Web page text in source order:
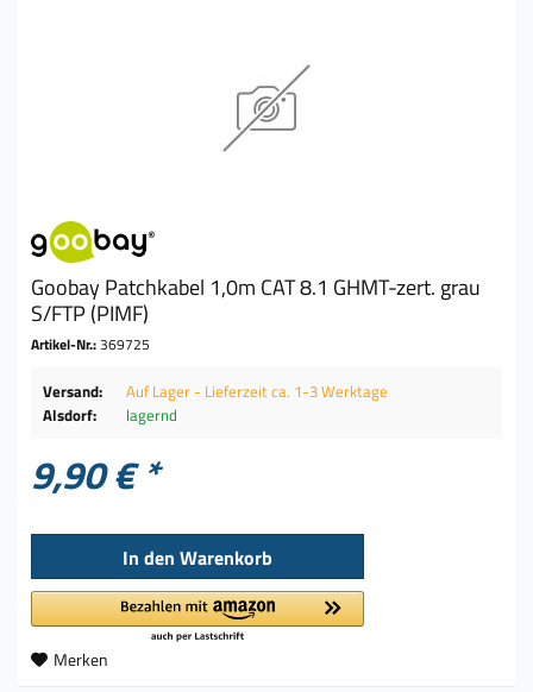
Goobay Patchkabel 1,0m CAT 8.1 GHMT-zert. grau
S/FTP (PIMF)
Artikel-Nr.:369725
Versand:
Auf Lager - Lieferzeit ca. 1-3 Werktage
Alsdorf:
lagernd
9,90 € *
In den Warenkorb
Merken